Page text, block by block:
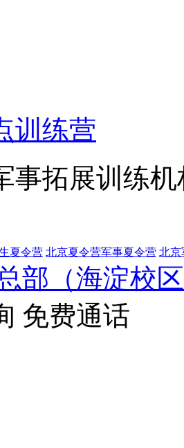
训练营
事拓展训练
夏令营 北京夏令营军事夏令营 北京
部（海淀校
免费通话